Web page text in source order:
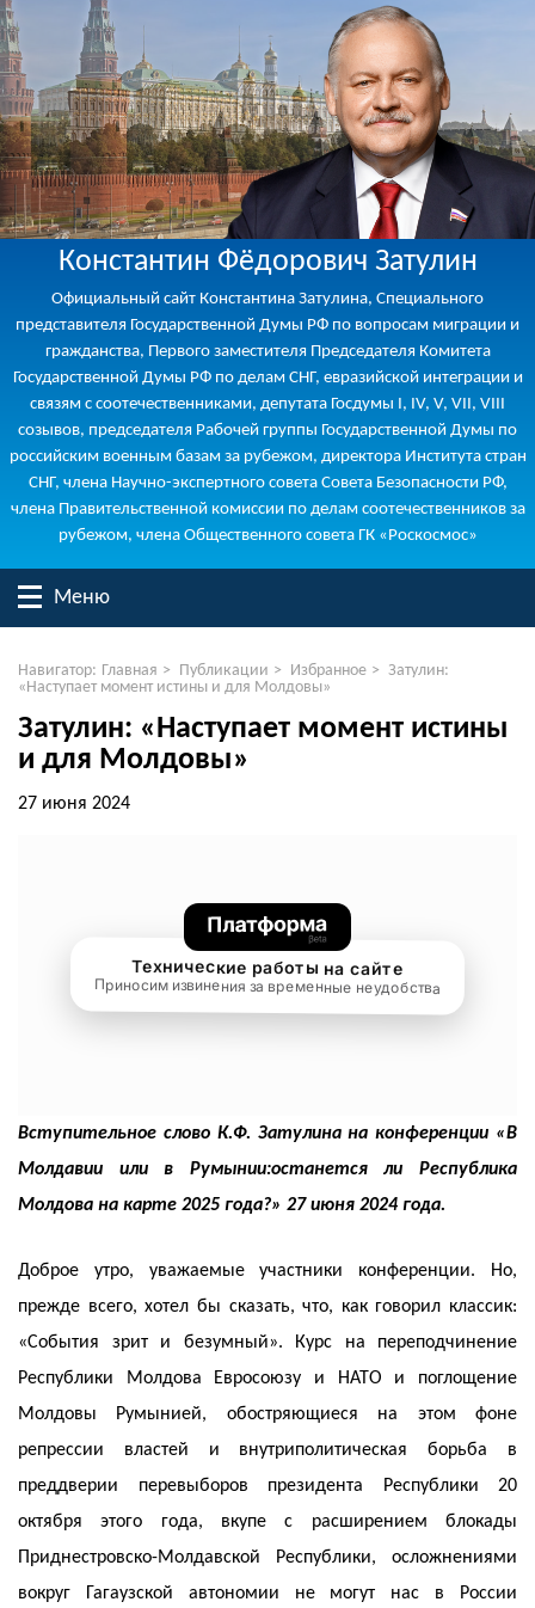
Константин Фёдорович Затулин
Официальный сайт Константина Затулина, Специального
представителя Государственной Думы РФ по вопросам миграции и
гражданства, Первого заместителя Председателя Комитета
Государственной Думы РФ по делам СНГ, евразийской интеграции и
связям с соотечественниками, депутата Госдумы I, IV, V, VII, VIII
созывов, председателя Рабочей группы Государственной Думы по
российским военным базам за рубежом, директора Института стран
СНГ, члена Научно-экспертного совета Совета Безопасности РФ,
члена Правительственной комиссии по делам соотечественников за
рубежом, члена Общественного совета ГК «Роскосмос»
Меню
Навигатор: Главная > Публикации > Избранное > Затулин:
«Наступает момент истины и для Молдовы»
Затулин: «Наступает момент истины
и для Молдовы»
27 июня 2024
Вступительное слово К.Ф. Затулина на конференции «В
Молдавии или в Румынии:останется ли Республика
Молдова на карте 2025 года?» 27 июня 2024 года.
Доброе утро, уважаемые участники конференции. Но,
прежде всего, хотел бы сказать, что, как говорил классик:
«События зрит и безумный». Курс на переподчинение
Республики Молдова Евросоюзу и НАТО и поглощение
Молдовы Румынией, обостряющиеся на этом фоне
репрессии властей и внутриполитическая борьба в
преддверии перевыборов президента Республики 20
октября этого года, вкупе с расширением блокады
Приднестровско-Молдавской Республики, осложнениями
вокруг Гагаузской автономии не могут нас в России